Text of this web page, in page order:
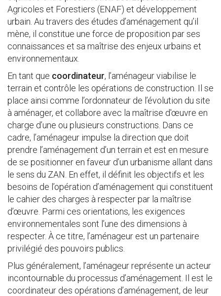
Agricoles et Forestiers (ENAF) et développement
urbain. Au travers des études d’aménagement qu’il
mène, il constitue une force de proposition par ses
connaissances et sa maîtrise des enjeux urbains et
environnementaux.
En tant que coordinateur, l’aménageur viabilise le
terrain et contrôle les opérations de construction. Il se
place ainsi comme l’ordonnateur de l’évolution du site
à aménager, et collabore avec la maîtrise d'œuvre en
charge d’une ou plusieurs constructions. Dans ce
cadre, l’aménageur impulse la direction que doit
prendre l’aménagement d’un terrain et est en mesure
de se positionner en faveur d’un urbanisme allant dans
le sens du ZAN. En effet, il définit les objectifs et les
besoins de l’opération d’aménagement qui constituent
le cahier des charges à respecter par la maîtrise
d’œuvre. Parmi ces orientations, les exigences
environnementales sont l’une des dimensions à
respecter. À ce titre, l’aménageur est un partenaire
privilégié des pouvoirs publics.
Plus généralement, l’aménageur représente un acteur
incontournable du processus d’aménagement. Il est le
coordinateur des opérations d’aménagement, de leur